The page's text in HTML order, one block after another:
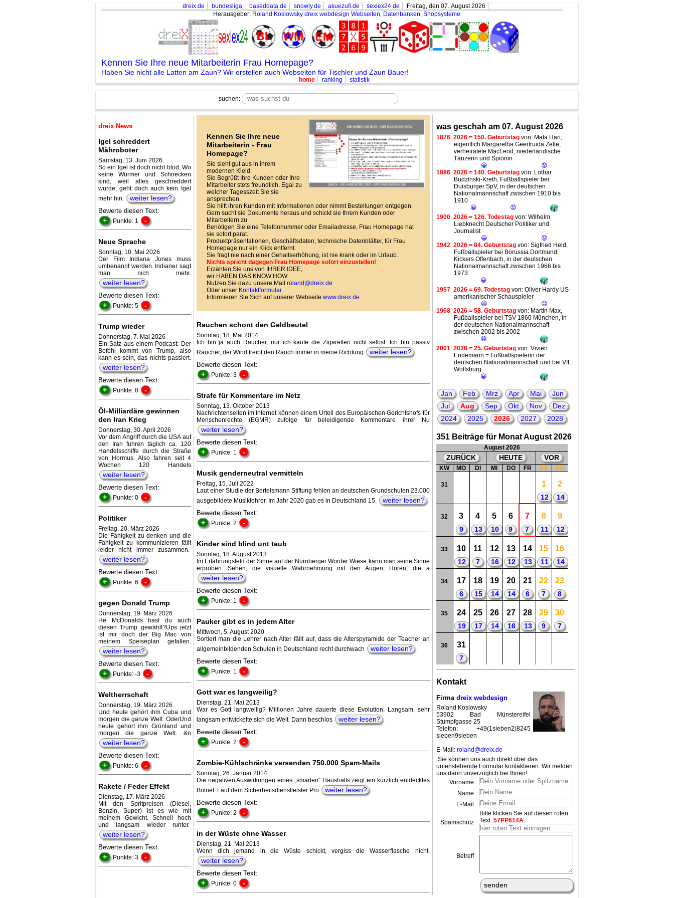
dreix.de bundesliga baseddata.de snowly.de akuezufi.de sexlex24.de
Freitag, den 07. August 2026
Herausgeber: Roland Koslowsky dreix webdesign Webseiten, Datenbanken, Shopsysteme
Kennen Sie Ihre neue Mitarbeiterin Frau Homepage?
Haben Sie nicht alle Latten am Zaun? Wir erstellen auch Webseiten für Tischler und Zaun Bauer!
home ranking statistik
suchen:
dreix News
Igel schreddert
Mähroboter
Samstag, 13. Juni 2026
So ein Igel ist doch nicht blöd. Wo
keine Würmer und Schnecken
sind, weil alles geschreddert
wurde, geht doch auch kein Igel
mehr hin.
weiter lesen?
Bewerte diesen Text:
+ Punkte: 1 -
Neue Sprache
Sonntag, 10. Mai 2026
Der Film Indiana Jones muss
umbenannt werden. Indianer sagt
man nich mehr.
weiter lesen?
Bewerte diesen Text:
+ Punkte: 5 -
Trump wieder
Donnerstag, 7. Mai 2026
Ein Satz aus einem Podcast: Der
Befehl kommt von Trump, also
kann es sein, das nichts passiert.
weiter lesen?
Bewerte diesen Text:
+ Punkte: 8 -
Öl-Milliardäre gewinnen
den Iran Krieg
Donnerstag, 30. April 2026
Vor dem Angriff durch die USA auf
den Iran fuhren täglich ca. 120
Handelsschiffe durch die Straße
von Hormus. Also fahren seit 4
Wochen 120 Handels
weiter lesen?
Bewerte diesen Text:
+ Punkte: 0 -
Politiker
Freitag, 20. März 2026
Die Fähigkeit zu denken und die
Fähigkeit zu kommunizieren fällt
leider nicht immer zusammen.
weiter lesen?
Bewerte diesen Text:
+ Punkte: 6 -
gegen Donald Trump
Donnerstag, 19. März 2026
He McDonalds hast du auch
diesen Trump gewählt?Ups jetzt
ist mir doch der Big Mac von
meinem Speiseplan gefallen.
weiter lesen?
Bewerte diesen Text:
+ Punkte: -3 -
Weltherrschaft
Donnerstag, 19. März 2026
Und heute gehört ihm Cuba und
morgen die ganze Welt. OderUnd
heute gehört ihm Grönland und
morgen die ganze Welt. &n
weiter lesen?
Bewerte diesen Text:
+ Punkte: 6 -
Rakete / Feder Effekt
Dienstag, 17. März 2026
Mit den Spritpreisen (Diesel,
Benzin, Super) ist es wie mit
meinem Gewicht. Schnell hoch
und langsam wieder runter.
weiter lesen?
Bewerte diesen Text:
+ Punkte: 3 -
Kennen Sie Ihre neue
Mitarbeiterin - Frau
Homepage?
Sie sieht gut aus in ihrem
modernen Kleid.
Sie Begrüßt Ihre Kunden oder Ihre
Mitarbeiter stets freundlich. Egal zu
welcher Tagesszeit Sie sie
ansprechen.
Sie hilft ihren Kunden mit Informationen oder nimmt Bestellungen entgegen.
Gern sucht sie Dokumente heraus und schickt sie Ihrem Kunden oder
Mitarbeitern zu.
Benötigen Sie eine Telefonnummer oder Emailadresse, Frau Homepage hat
sie sofort parat.
Produktpräsentationen, Geschäftsdaten, technische Datenblätter, für Frau
Homepage nur ein Klick entfernt.
Sie fragt nie nach einer Gehaltserhöhung, ist nie krank oder im Urlaub.
Nichts spricht dagegen Frau Homepage sofort einzustellen!
Erzählen Sie uns von IHRER IDEE,
wir HABEN DAS KNOW HOW
Nutzen Sie dazu unsere Mail roland@dreix.de
Oder unser Kontaktformular.
Informieren Sie Sich auf unserer Webseite www.dreix.de
Rauchen schont den Geldbeutel
Sonntag, 18. Mai 2014
Ich bin ja auch Raucher, nur ich kaufe die Zigaretten nicht selbst. Ich bin passiv
Raucher, der Wind treibt den Rauch immer in meine Richtung
weiter lesen?
Bewerte diesen Text:
+ Punkte: 3 -
Strafe für Kommentare im Netz
Sonntag, 13. Oktober 2013
Nachrichtenseiten im Internet können einem Urteil des Europäischen Gerichtshofs für
Menschenrechte (EGMR) zufolge für beleidigende Kommentare ihrer Nu
weiter lesen?
Bewerte diesen Text:
+ Punkte: 1 -
Musik genderneutral vermitteln
Freitag, 15. Juli 2022
Laut einer Studie der Bertelsmann Stiftung fehlen an deutschen Grundschulen 23.000
ausgebildete Musiklehrer. Im Jahr 2020 gab es in Deutschland 15.
weiter lesen?
Bewerte diesen Text:
+ Punkte: 2 -
Kinder sind blind unt taub
Sonntag, 18. August 2013
Im Erfahrungsfeld der Sinne auf der Nürnberger Wörder Wiese kann man seine Sinne
erproben. Sehen, die visuelle Wahrnehmung mit den Augen; Hören, die a
weiter lesen?
Bewerte diesen Text:
+ Punkte: 1 -
Pauker gibt es in jedem Alter
Mittwoch, 5. August 2020
Sortiert man die Lehrer nach Alter fällt auf, dass die Alterspyramide der Teacher an
allgemeinbildenden Schulen in Deutschland recht durchwach
weiter lesen?
Bewerte diesen Text:
+ Punkte: 1 -
Gott war es langweilig?
Dienstag, 21. Mai 2013
War es Gott langweilig? Millionen Jahre dauerte diese Evolution. Langsam, sehr
langsam entwickelte sich die Welt. Dann beschlos
weiter lesen?
Bewerte diesen Text:
+ Punkte: 2 -
Zombie-Kühlschränke versenden 750.000 Spam-Mails
Sonntag, 26. Januar 2014
Die negativen Auswirkungen eines „smarten“ Haushalts zeigt ein kürzlich entdecktes
Botnet. Laut dem Sicherheitsdienstleister Pro
weiter lesen?
Bewerte diesen Text:
+ Punkte: 2 -
in der Wüste ohne Wasser
Dienstag, 21. Mai 2013
Wenn dich jemand in die Wüste schickt, vergiss die Wasserflasche nicht.
weiter lesen?
Bewerte diesen Text:
+ Punkte: 0 -
was geschah am 07. August 2026
1876 2026 = 150. Geburtstagvon: Mata Hari;
eigentlich Margaretha Geertruida Zelle;
verheiratete MacLeod; niederländische
Tänzerin und Spionin
😀
😟
1886 2026 = 140. Geburtstagvon: Lothar
Budzinski-Kreth, Fußballspieler bei
Duisburger SpV, in der deutschen
Nationalmannschaft zwischen 1910 bis
1910
😀
😟
1900 2026 = 126. Todestagvon: Wilhelm
Liebknecht Deutscher Politiker und
Journalist
😀
😟
1942 2026 = 84. Geburtstagvon: Sigfried Held,
Fußballspieler bei Borussia Dortmund,
Kickers Offenbach, in der deutschen
Nationalmannschaft zwischen 1966 bis
1973
😀
1957 2026 = 69. Todestagvon: Oliver Hardy US-
amerikanischer Schauspieler
😀
😟
1968 2026 = 58. Geburtstagvon: Martin Max,
Fußballspieler bei TSV 1860 München, in
der deutschen Nationalmannschaft
zwischen 2002 bis 2002
😀
2001 2026 = 25. Geburtstagvon: Vivien
Endemann = Fußballspielerin der
deutschen Nationalmannschaft und bei VfL
Wolfsburg
😀
Jan Feb Mrz Apr Mai
Jun
Jul
Aug Sep Okt Nov
Dez
2024
2025 2026 2027 2028
351 Beiträge für Monat August 2026
August 2026
ZURÜCK HEUTE VOR
KW MO DI MI DO FR SA SO
31 1
12
2
14
32 3
9
4
13
5
10
6
9
7
7
8
11
9
12
33 10
12
11
7
12
16
13
12
14
13
15
11
16
14
34 17
6
18
15
19
14
20
14
21
6
22
7
23
8
35 24
19
25
17
26
14
27
16
28
13
29
9
30
7
36 31
7
Kontakt
Firma dreix webdesign
Roland Koslowsky
53902 Bad Münstereifel
Stumpfgasse 25
Telefon: +49(1sieben2)8245
sieben9sieben
E-Mail: roland@dreix.de
Sie können uns auch direkt über das
untenstehende Formular kontaktieren. Wir melden
uns dann unverzüglich bei Ihnen!
Vorname
Name
E-Mail
Spamschutz
Bitte klicken Sie auf diesen roten
Text: 57PP614A
Betreff